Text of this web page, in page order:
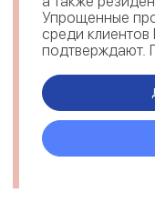
Упрощенные
среди
подтверждают.
гарантии,
надежности ...